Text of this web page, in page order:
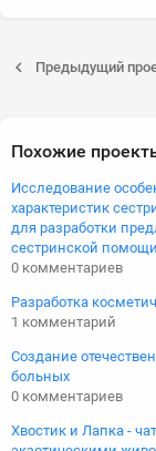
Предыдущий
Похожие
Исследование
характеристик
для разработки
сестринской
0 комментариев
Разработка
1 комментарий
Создание
больных
0 комментариев
Хвостик и Лапка -